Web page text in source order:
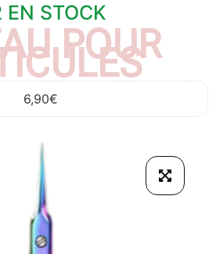
EN STOCK
POUR
6,90€